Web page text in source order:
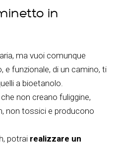
in
ma vuoi comunque
funzionale, di un camino, ti
a bioetanolo.
non creano fuliggine,
non tossici e producono
potrai realizzare un